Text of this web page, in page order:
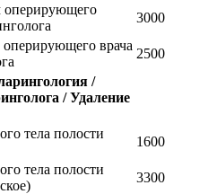
3000
врача
2500
/
/ Удаление
тела полости
1600
тела полости
3300